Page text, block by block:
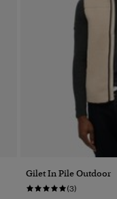
Gilet In Pile Outdoor
(3)